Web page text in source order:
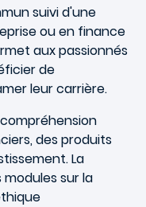
suivi d'une
ou en finance
aux passionnés
de
leur carrière.
des produits
La
sur la